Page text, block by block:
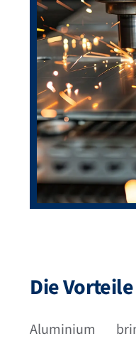
Die
Aluminium